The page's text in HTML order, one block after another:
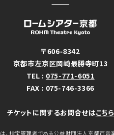
〒606-8342
京都市左京区岡崎最勝寺町13
TEL : 075-771-6051
FAX : 075-746-3366
チケットに関するお問合せはこちら
、指定管理者である公益財団法人京都市音